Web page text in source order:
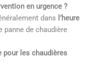
en urgence ?
dans l’heure
panne de chaudière
pour les chaudières